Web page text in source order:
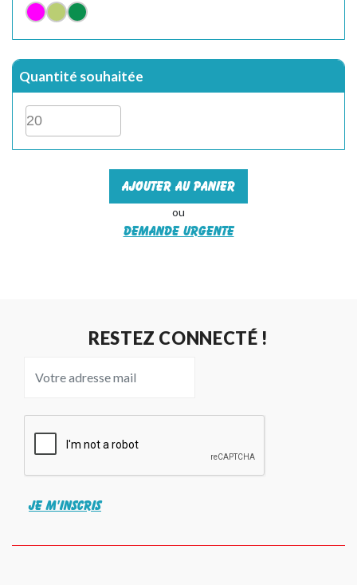
Quantité souhaitée
Ajouter au panier
ou
Demande urgente
RESTEZ CONNECTÉ !
JE M'INSCRIS